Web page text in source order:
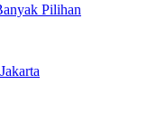
Pilihan